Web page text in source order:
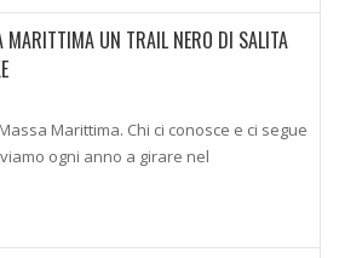
MARITTIMA UN TRAIL NERO DI SALITA
Marittima. Chi ci conosce e ci segue
ogni anno a girare nel